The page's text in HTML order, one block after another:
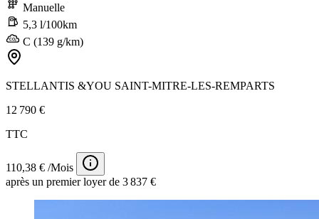
Manuelle
5,3 l/100km
C (139 g/km)
STELLANTIS &YOU SAINT-MITRE-LES-REMPARTS
12 790 €
TTC
110,38 € /Mois
après un premier loyer de 3 837 €